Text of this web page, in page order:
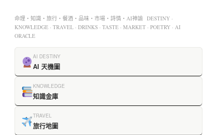
命理・知識・旅行・餐酒・品味・市場・詩情・AI神諭 DESTINY ·
KNOWLEDGE · TRAVEL · DRINKS · TASTE · MARKET · POETRY · AI
ORACLE
AI DESTINY
AI 天機圖
KNOWLEDGE
知識金庫
TRAVEL
旅行地圖